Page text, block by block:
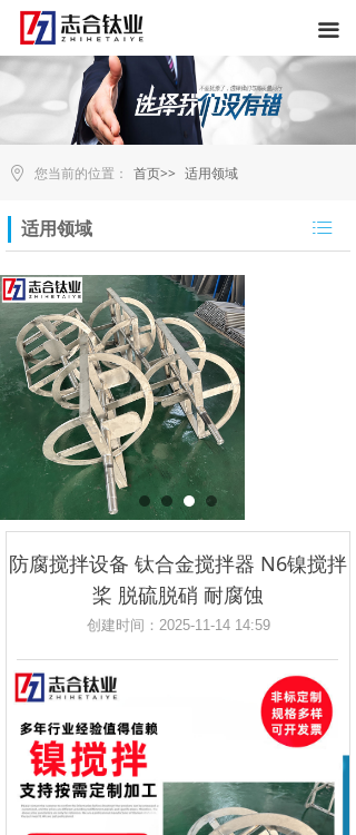
끀
防腐搅拌设备 钛合金搅拌器 N6镍搅拌
桨 脱硫脱硝 耐腐蚀
创建时间： 2025-11-14 14:59
您当前的位置： 首页>> 适用领域
适用领域 ꂇ